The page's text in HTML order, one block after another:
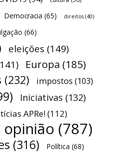
Democracia (65) direitos (40)
(66)
eleições (149)
Europa (185)
(232) impostos (103)
Iniciativas (132)
APRe!(112)
opinião (787)
(316) Política (68)